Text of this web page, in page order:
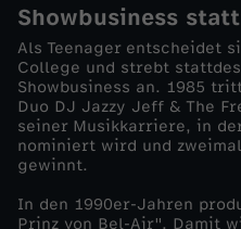
i
l
l
S
Showbusiness
Als Teenager entscheidet
College und strebt
Showbusiness an. 1985
Duo DJ Jazzy Jeff & The
seiner Musikkarriere, in
nominiert wird und
gewinnt.
In den 1990er-Jahren
Prinz von Bel-Air". Damit